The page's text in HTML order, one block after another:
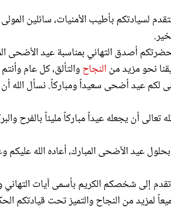
لسيادتكم بأطيب الأمنيات، سائلين
أصدق التهاني بمناسبة عيد الأضحى
نحو مزيد من النجاحوالتألق، كل عام
لكم عيد أضحى سعيداً ومباركاً. نسأل الله
تعالى أن يجعله عيداً مباركاً مليئاً بالفرح
عيد الأضحى المبارك، أعاده الله
إلى شخصكم الكريم بأسمى آيات
لمزيد من النجاح والتميز تحت قيادتكم